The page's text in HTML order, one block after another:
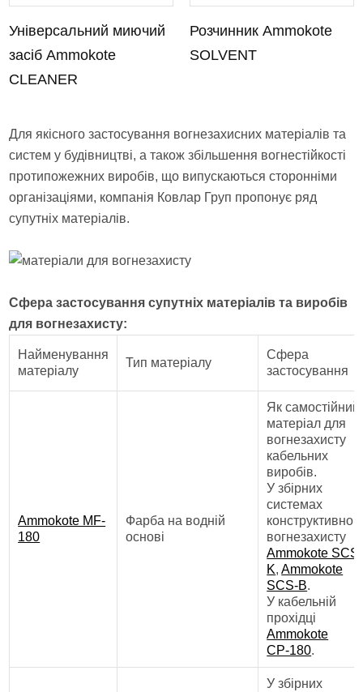
Універсальний миючий
засіб Ammokote
CLEANER
Розчинник Ammokote
SOLVENT
Для якісного застосування вогнезахисних матеріалів та
систем у будівництві, а також збільшення вогнестійкості
протипожежних виробів, що випускаються сторонніми
організаціями, компанія Ковлар Груп пропонує ряд
супутніх матеріалів.
Сфера застосування супутніх матеріалів та виробів
для вогнезахисту:
Найменування
матеріалу
Тип матеріалу
Сфера
застосування
Ammokote MF-
180
Фарба на водній
основі
Як самостійний
матеріал для
вогнезахисту
кабельних
виробів.
У збірних
системах
вогнезахисту
Ammokote SCS-
K,Ammokote
SCS-В.
У кабельній
прохідці
Ammokote
СР-180.
У збірних